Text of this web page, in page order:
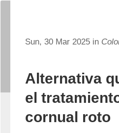
Sun, 30 Mar 2025 in
Alternativa
el
cornual roto